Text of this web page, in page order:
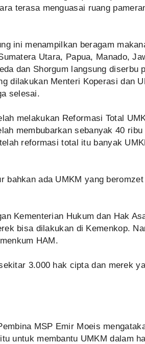
terasa menguasai ruang
ini menampilkan beragam
Utara, Papua, Manado,
dan Shorgum langsung diserbu
dilakukan Menteri Koperasi dan
selesai.
melakukan Reformasi Total
membubarkan sebanyak 40
reformasi total itu banyak
bahkan ada UMKM yang
Kementerian Hukum dan Hak
bisa dilakukan di Kemenkop.
HAM.
3.000 hak cipta dan merek
MSP Emir Moeis
untuk membantu UMKM dalam